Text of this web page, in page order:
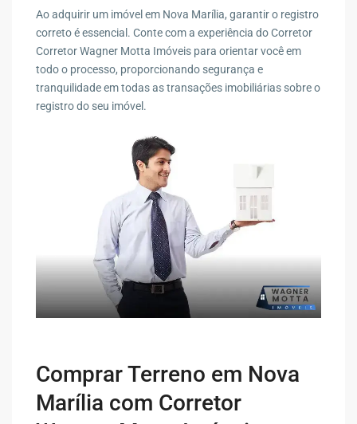
Ao adquirir um imóvel em Nova Marília, garantir o registro
correto é essencial. Conte com a experiência do Corretor
Corretor Wagner Motta Imóveis para orientar você em
todo o processo, proporcionando segurança e
tranquilidade em todas as transações imobiliárias sobre o
registro do seu imóvel.
Comprar Terreno em Nova
Marília com Corretor